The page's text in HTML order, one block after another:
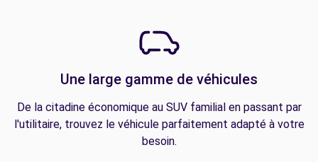
Une large gamme de véhicules
De la citadine économique au SUV familial en passant par
l'utilitaire, trouvez le véhicule parfaitement adapté à votre
besoin.